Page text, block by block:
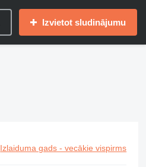
Izvietot sludinājumu
Izlaiduma gads - vecākie vispirms